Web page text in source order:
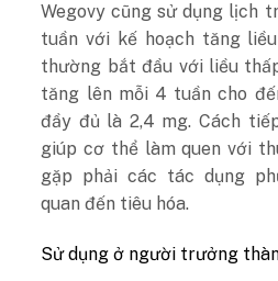
Wegovy cũng sử dụng lịch
tuần với kế hoạch tăng
thường bắt đầu với liều
tăng lên mỗi 4 tuần cho
đầy đủ là 2,4 mg. Cách
giúp cơ thể làm quen với
gặp phải các tác dụng
quan đến tiêu hóa.
Sử dụng ở người trưởng